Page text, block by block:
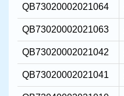
QB73020002021064
QB73020002021063
QB73020002021042
QB73020002021041